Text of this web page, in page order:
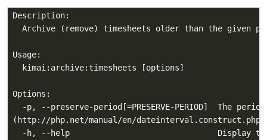
Description:
Archive (remove) timesheets older than the given
Usage:
  kimai:archive:timesheets [options]
Options:
-p, --preserve-period[=PRESERVE-PERIOD]  The
(http://php.net/manual/en/
-h, --help                               Display